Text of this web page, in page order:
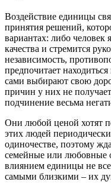
Воздействие единицы
принятия решений,
вариантах: либо человек
качества и стремится
независимость,
предпочитает
сами выбирают свою
причин у них не
подчинение весьма
Они любой ценой хотят
этих людей
одиночестве, поэтому
семейные или любовные
влиянием единицы не
самыми близкими – их